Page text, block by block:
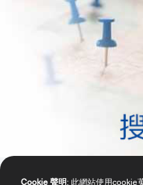
Cookie 聲明 : 此網站使用cookie